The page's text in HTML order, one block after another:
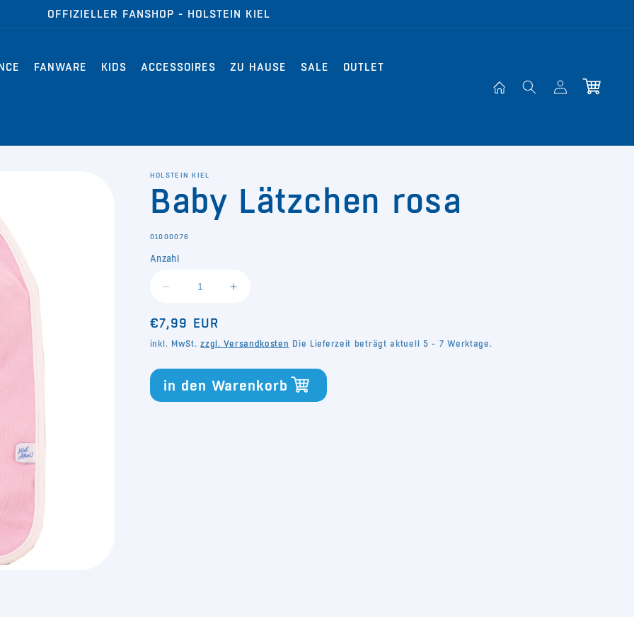
OFFIZIELLER FANSHOP - HOLSTEIN KIEL
FANWARE KIDS ACCESSOIRES ZU HAUSE SALE OUTLET
EinloggenWarenkorb
HOLSTEIN KIEL
Baby Lätzchen rosa
SKU:
01000076
Anzahl
Verringere
Menge
für
Lätzchen
rosa
Erhöhe
Baby
Lätzchen
rosa
Normaler
Preis
€7,99 EUR
inkl. MwSt.zzgl. Versandkosten Die Lieferzeit beträgt aktuell 5 - 7 Werktage.
in den Warenkorb